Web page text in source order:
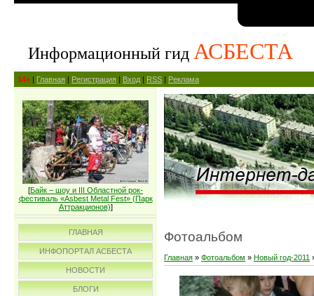
Информационный гид АСБЕСТА
14+ | Главная | Регистрация | Вход | RSS | Реклама
[Байк – шоу и III Областной рок-
фестиваль «Asbest Metal Fest» (Парк
Аттракционов)]
ГЛАВНАЯ
ИНФОПОРТАЛ АСБЕСТА
НОВОСТИ
БЛОГИ
Фотоальбом
Главная » Фотоальбом » Новый год-2011